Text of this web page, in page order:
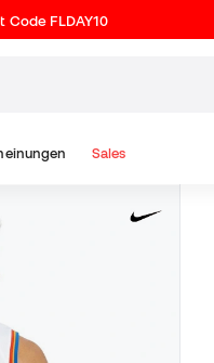
Code FLDAY10
Sales